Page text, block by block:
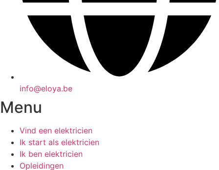
info@eloya.be
Menu
Vind een elektricien
Ik start als elektricien
Ik ben elektricien
Opleidingen